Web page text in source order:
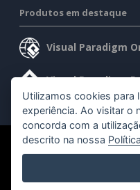
Produtos em destaque
Visual Paradigm
Visual Paradigm
©2026 by Visual Paradigm.
Utilizamos cookies para
experiência. Ao visitar o
concorda com a
descrito na nossa